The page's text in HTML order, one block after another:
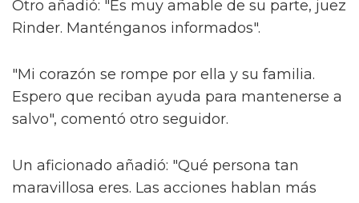
Otro añadió: "Es muy amable de su parte, juez
Rinder. Manténganos informados".
"Mi corazón se rompe por ella y su familia.
Espero que reciban ayuda para mantenerse a
salvo", comentó otro seguidor.
Un aficionado añadió: "Qué persona tan
maravillosa eres. Las acciones hablan más